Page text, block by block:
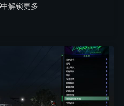
解锁更多